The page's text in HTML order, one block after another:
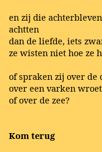
en zij die
achtten
dan de liefde, iets
ze wisten niet hoe ze
of spraken zij over de
over een varken
of over de zee?
Kom terug